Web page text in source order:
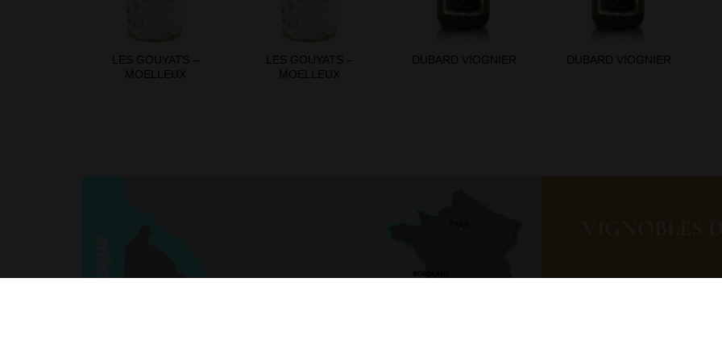
LES GOUYATS –
MOELLEUX
LES GOUYATS –
MOELLEUX
DUBARD VIOGNIER DUBARD VIOGNIER